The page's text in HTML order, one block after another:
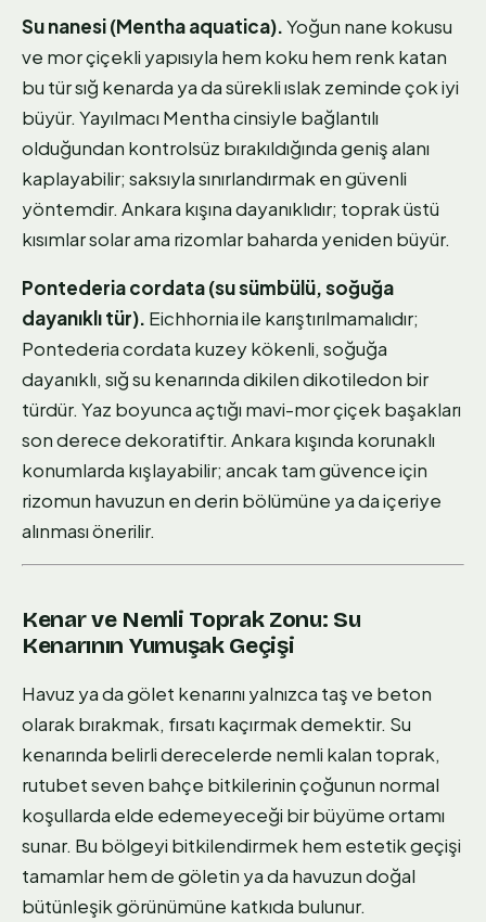
Su nanesi (Mentha aquatica).Yoğun nane kokusu
ve mor çiçekli yapısıyla hem koku hem renk katan
bu tür sığ kenarda ya da sürekli ıslak zeminde çok iyi
büyür. Yayılmacı Mentha cinsiyle bağlantılı
olduğundan kontrolsüz bırakıldığında geniş alanı
kaplayabilir; saksıyla sınırlandırmak en güvenli
yöntemdir. Ankara kışına dayanıklıdır; toprak üstü
kısımlar solar ama rizomlar baharda yeniden büyür.
Pontederia cordata (su sümbülü, soğuğa
dayanıklı tür). Eichhornia ile karıştırılmamalıdır;
Pontederia cordata kuzey kökenli, soğuğa
dayanıklı, sığ su kenarında dikilen dikotiledon bir
türdür. Yaz boyunca açtığı mavi-mor çiçek başakları
son derece dekoratiftir. Ankara kışında korunaklı
konumlarda kışlayabilir; ancak tam güvence için
rizomun havuzun en derin bölümüne ya da içeriye
alınması önerilir.
Kenar ve Nemli Toprak Zonu: Su
Kenarının Yumuşak Geçişi
Havuz ya da gölet kenarını yalnızca taş ve beton
olarak bırakmak, fırsatı kaçırmak demektir. Su
kenarında belirli derecelerde nemli kalan toprak,
rutubet seven bahçe bitkilerinin çoğunun normal
koşullarda elde edemeyeceği bir büyüme ortamı
sunar. Bu bölgeyi bitkilendirmek hem estetik geçişi
tamamlar hem de göletin ya da havuzun doğal
bütünleşik görünümüne katkıda bulunur.